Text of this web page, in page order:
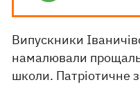
Випускники
намалювали
школи. Патріотичне